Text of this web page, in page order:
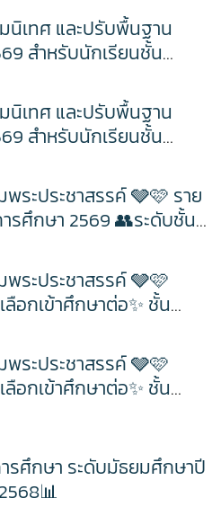
นฯ
น
ะฯ
ะฯ
น
ะฯ
ะฯ
น
ะฯ
อน
ะฯ
อน
ลยี
วณ
วณ
ดิ์
วณ
วณ
วณ
วณ
เทศ และปรับพื้นฐาน
สำหรับนักเรียนชั้น
.ศ.2569
เทศ และปรับพื้นฐาน
สำหรับนักเรียนชั้น
.ศ.2569
ระประชาสรรค์ 🩶🩷 ราย
รศึกษา 2569 👥ระดับชั้น
พระประชาสรรค์ 🩶🩷
อกเข้าศึกษาต่อ✨ ชั้น
พระประชาสรรค์ 🩶🩷
อกเข้าศึกษาต่อ✨ ชั้น
รศึกษา ระดับมัธยมศึกษาปี